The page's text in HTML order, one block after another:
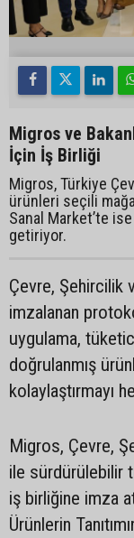
Migros ve
İçin İş Birliği
Migros, Türkiye
ürünleri seçili
Sanal Market’te
getiriyor.
Çevre, Şehircilik
imzalanan
uygulama,
doğrulanmış
kolaylaştırmayı
Migros, Çevre,
ile sürdürülebilir
iş birliğine imza
Ürünlerin